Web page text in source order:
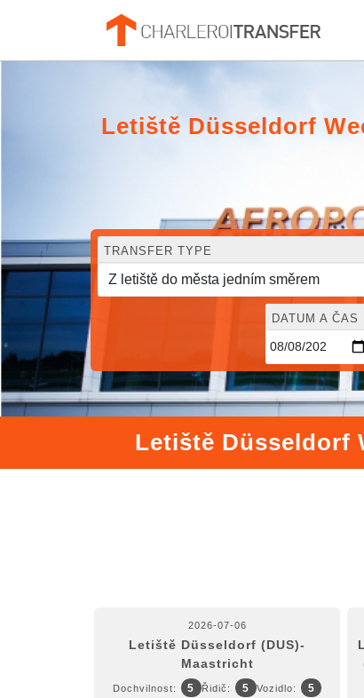
Letiště Düsseldorf
TRANSFER TYPE
DATUM A ČAS
Letiště Düsseldorf
2026-07-06
Letiště Düsseldorf (DUS)-
Maastricht
Dochvilnost: 5 Řidič: 5 Vozidlo: 5